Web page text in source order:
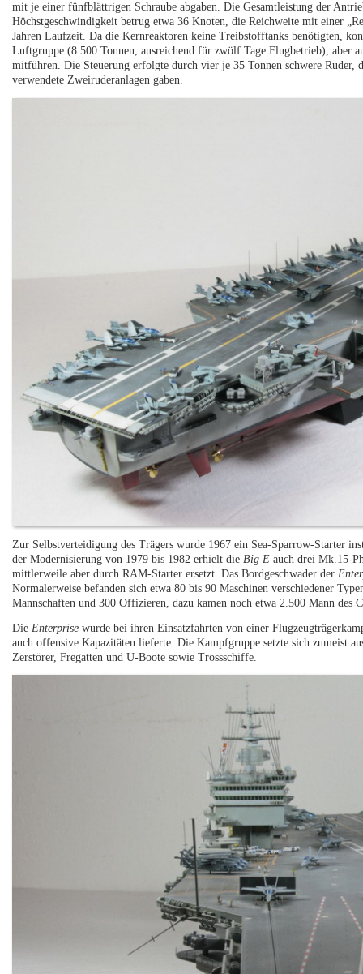
mit je einer fünfblättrigen Schraube abgaben. Die Gesamtleistung der
Höchstgeschwindigkeit betrug etwa 36 Knoten, die Reichweite mit einer
Jahren Laufzeit. Da die Kernreaktoren keine Treibstofftanks benötigten,
Luftgruppe (8.500 Tonnen, ausreichend für zwölf Tage Flugbetrieb), aber
mitführen. Die Steuerung erfolgte durch vier je 35 Tonnen schwere Ruder,
verwendete Zweiruderanlagen gaben.
Zur Selbstverteidigung des Trägers wurde 1967 ein Sea-Sparrow-Starter
der Modernisierung von 1979 bis 1982 erhielt dieBig E auch drei Mk.15-
mittlerweile aber durch RAM-Starter ersetzt. Das Bordgeschwader der
Normalerweise befanden sich etwa 80 bis 90 Maschinen verschiedener
Mannschaften und 300 Offizieren, dazu kamen noch etwa 2.500 Mann des
Die Enterprise wurde bei ihren Einsatzfahrten von einer
auch offensive Kapazitäten lieferte. Die Kampfgruppe setzte sich zumeist
Zerstörer, Fregatten und U-Boote sowie Trossschiffe.